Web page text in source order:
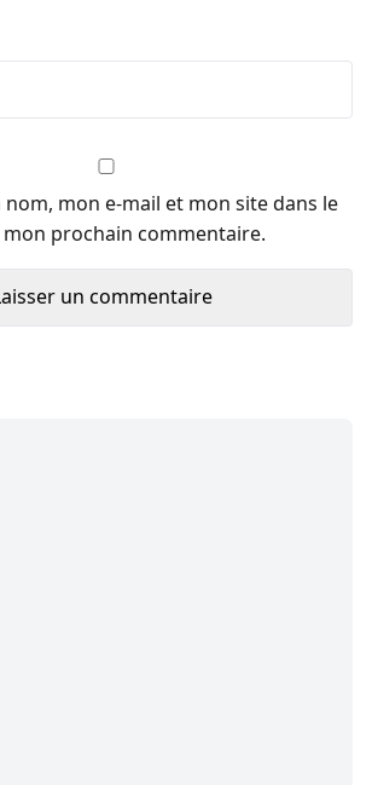
mon e-mail et mon site dans le
prochain commentaire.